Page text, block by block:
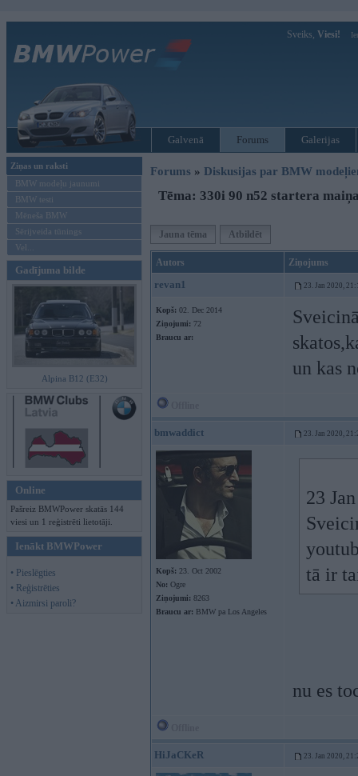
Sveiks, Viesi!
Galvenā Forums Galerijas
Ziņas un raksti
BMW modeļu jaunumi
BMW testi
Mēneša BMW
Sērijveida tūnings
Vel...
Gadījuma bilde
Alpina B12 (E32)
Online
Pašreiz BMWPower skatās 144
viesi un 1 reģistrēti lietotāji.
Ienākt BMWPower
• Pieslēgties
• Reģistrēties
• Aizmirsi paroli?
Forums » Diskusijas par BMW
Tēma: 330i 90 n52 startera
Jauna tēma Atbildēt
Autors Ziņojums
revan1 23. Jan 2020,
Kopš: 02. Dec 2014
Ziņojumi: 72
Braucu ar:
un kas
bmwaddict 23. Jan 2020,
Kopš: 23. Oct 2002
No: Ogre
Ziņojumi: 8263
Braucu ar: BMW pa Los Angeles
23
tā ir
nu es
HiJaCKeR 23. Jan 2020,